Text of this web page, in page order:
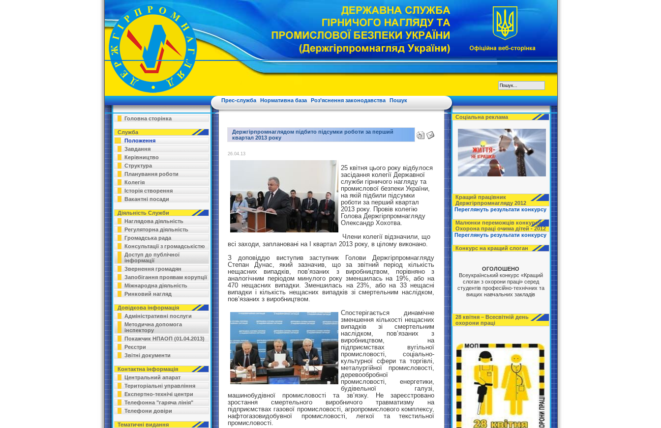
Прес-служба Нормативна база Роз’яснення законодавства Пошук
Головна сторінка
Служба
Положення
Завдання
Керівництво
Структура
Планування роботи
Колегія
Історія створення
Вакантні посади
Діяльність Служби
Наглядова діяльність
Регуляторна діяльність
Громадська рада
Консультації з громадськістю
Доступ до публічної
інформації
Звернення громадян
Запобігання проявам корупції
Міжнародна діяльність
Ринковий нагляд
Довідкова інформація
Адміністративні послуги
Методична допомога
інспектору
Покажчик НПАОП (01.04.2013)
Реєстри
Звітні документи
Контактна інформація
Центральний апарат
Територіальні управління
Експертно-технічі центри
Телефонна "гаряча лінія"
Телефони довіри
Тематичні видання
Держгірпромнаглядом підбито підсумки роботи за перший
квартал 2013 року
26.04.13
25 квітня цього року відбулося
засідання колегії Державної
служби гірничого нагляду та
промислової безпеки України
на якій підбили підсумки
роботи за перший квартал
2013 року. Провів колегію
Голова Держгірпромнагляду
Олександр Хохотва.
Члени колегії відзначили, що
всі заходи, заплановані на I квартал 2013 року, в цілому виконано.
З доповіддю виступив заступник Голови Держгірпромнагляду
Степан Дунас, який зазначив, що за звітний період кількість
нещасних випадків, пов’язаних з виробництвом, порівняно з
аналогічним періодом минулого року зменшилась на 19%, або на
470 нещасних випадки. Зменшилась на 23%, або на 33 нещасні
випадки і кількість нещасних випадків зі смертельним наслідком,
пов’язаних з виробництвом.
Спостерігається динамічне
зменшення кількості нещасних
випадків зі смертельним
наслідком, пов’язаних з
виробництвом, на
підприємствах вугільної
промисловості, соціально-
культурної сфери та торгівлі,
металургійної промисловості,
деревообробної
промисловості, енергетики,
будівельної галузі,
машинобудівної промисловості та зв’язку. Не зареєстровано
зростання смертельного виробничого травматизму на
підприємствах газової промисловості, агропромислового комплексу,
нафтогазовидобувної промисловості, легкої та текстильної
промисловості.
Соціальна реклама
Кращий працівник
Держгірпромнагляду 2012
Переглянуть результати конкурсу
Малюнки переможців конкурсу
Охорона праці очима дітей - 2012
Переглянуть результати конкурсу
Конкурс на кращий слоган
ОГОЛОШЕНО
Всеукраїнський конкурс «Кращий
слоган з охорони праці» серед
студентів професійно-технічних та
вищих навчальних закладів
28 квітня – Всесвітній день
охорони праці